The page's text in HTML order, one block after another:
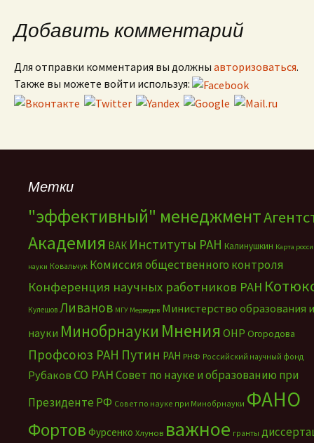
Добавить комментарий
Для отправки комментария вы должны авторизоваться.
Также вы можете войти используя:
Метки
"эффективный" менеджмент
Академия ВАК Институты РАН Калинушкин Карта
науки Ковальчук Комиссия общественного контроля
Конференция научных работников РАН
Кулешов Ливанов МГУ Медведев Министерство образования и
науки Минобрнауки Мнения ОНР Огородова
Профсоюз РАН Путин РАН РНФ Российский научный фонд
Рубаков СО РАНСовет по науке и образованию при
Президенте РФ Совет по науке при Минобрнауки ФАНО
Фортов Фурсенко Хлунов важное гранты